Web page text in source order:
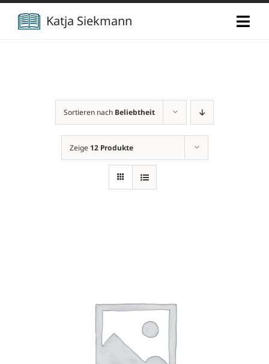
Zum
Inhalt
Katja Siekmann
Über mich
Berufliche Vita
Verlag
Sortieren nach Beliebtheit
Zeige 12 Produkte